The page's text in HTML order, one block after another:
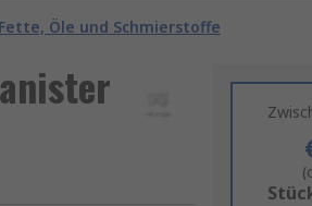
Öle und Schmierstoffe
Add